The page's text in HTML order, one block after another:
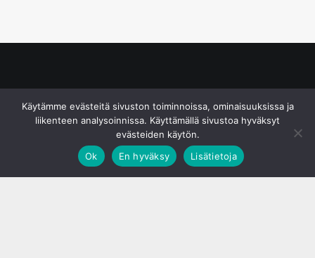
Käytämme evästeitä sivuston toiminnoissa, ominaisuuksissa ja
liikenteen analysoinnissa. Käyttämällä sivustoa hyväksyt
evästeiden käytön.
Ok
En hyväksy Lisätietoja